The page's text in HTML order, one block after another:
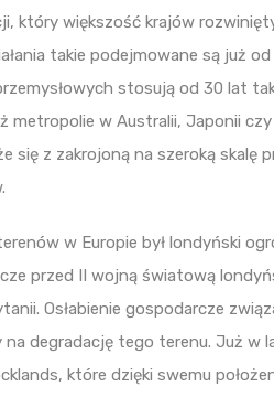
który większość krajów
takie podejmowane są już
stosują od 30 lat
metropolie w Australii, Japonii
się z zakrojoną na szeroką skalę
w Europie był londyński
przed II wojną światową
Osłabienie gospodarcze
na degradację tego terenu. Już w
które dzięki swemu